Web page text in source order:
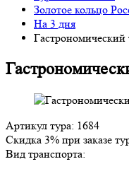
Золотое кольцо
На 3 дня
Гастрономический
Артикул тура: 1684
Скидка 3% при заказе
Вид транспорта: